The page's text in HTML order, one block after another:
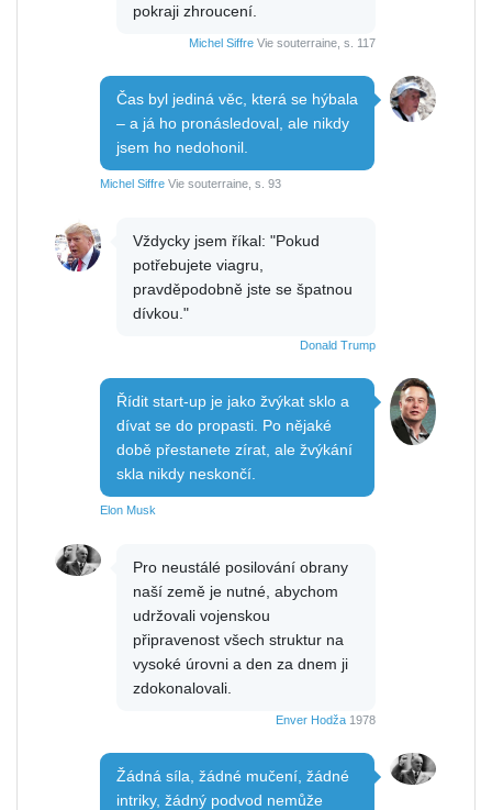
pokraji zhroucení.
Michel Siffre Vie souterraine, s. 117
Čas byl jediná věc, která se hýbala
– a já ho pronásledoval, ale nikdy
jsem ho nedohonil.
Michel Siffre Vie souterraine, s. 93
Vždycky jsem říkal: "Pokud
potřebujete viagru,
pravděpodobně jste se špatnou
dívkou."
Donald Trump
Řídit start-up je jako žvýkat sklo a
dívat se do propasti. Po nějaké
době přestanete zírat, ale žvýkání
skla nikdy neskončí.
Elon Musk
Pro neustálé posilování obrany
naší země je nutné, abychom
udržovali vojenskou
připravenost všech struktur na
vysoké úrovni a den za dnem ji
zdokonalovali.
Enver Hodža 1978
Žádná síla, žádné mučení, žádné
intriky, žádný podvod nemůže